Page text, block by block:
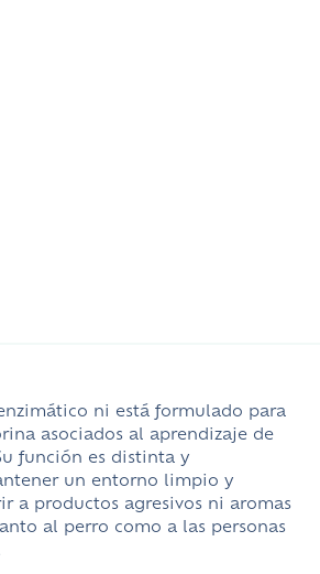
ni está formulado para
asociados al aprendizaje de
función es distinta y
un entorno limpio y
a productos agresivos ni aromas
al perro como a las personas